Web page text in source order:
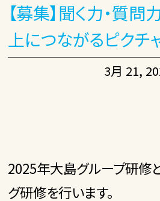
【募集】聞く力・質問
上につながるピクチ
3月 21,
2025年大島グループ研修
グ研修を行います。